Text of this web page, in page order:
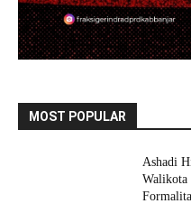
MOST POPULAR
Ashadi
Walikota